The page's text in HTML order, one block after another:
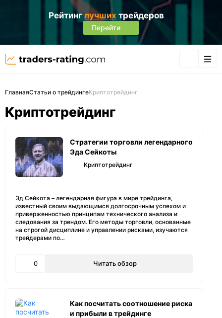
Рейтинглучших трейдеров
Перейти
ГлавнаяСтатьи о трейдингеКриптотрейдинг
Криптотрейдинг
Стратегии торговли легендарного
Эда Сейкоты
Криптотрейдинг
Эд Сейкота – легендарная фигура в мире трейдинга,
известный своим выдающимся долгосрочным успехом и
приверженностью принципам технического анализа и
следования за трендом. Его методы торговли, основанные
на строгой дисциплине и управлении рисками, изучаются
трейдерами по…
0 Читать обзор
Как посчитать соотношение риска
и прибыли в трейдинге